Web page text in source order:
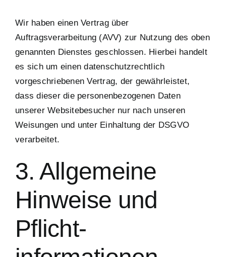
Wir haben einen Vertrag über
Auftragsverarbeitung (AVV) zur Nutzung des oben
genannten Dienstes geschlossen. Hierbei handelt
es sich um einen datenschutzrechtlich
vorgeschriebenen Vertrag, der gewährleistet,
dass dieser die personenbezogenen Daten
unserer Websitebesucher nur nach unseren
Weisungen und unter Einhaltung der DSGVO
verarbeitet.
3. Allgemeine
Hinweise und
Pflicht­